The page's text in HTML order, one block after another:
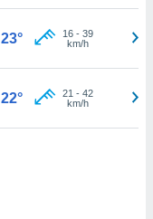
23° 16- 39
km/h
22° 21 - 42
km/h